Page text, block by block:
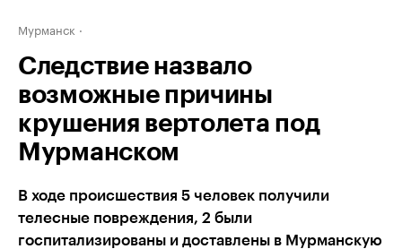
Мурманск
Следствие назвало
возможные причины
крушения вертолета под
Мурманском
В ходе происшествия 5 человек получили
телесные повреждения, 2 были
госпитализированы и доставлены в Мурманскую